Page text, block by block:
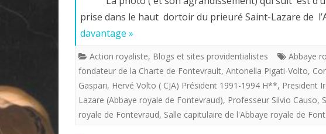
la
prise dans le haut dortoir du prieuré Saint-Lazare de
davantage »
Action royaliste, Blogs et sites providentialistes Abbaye
fondateur de la Charte de Fontevrault, Antonella Pigati-Volto,
Gaspari, Hervé Volto ( CJA) Président 1991-1994 H**, President
Lazare (Abbaye royale de Fontevraud), Professeur Silvio Causo,
royale de Fontevraud, Salle capitulaire de l'Abbaye royale de